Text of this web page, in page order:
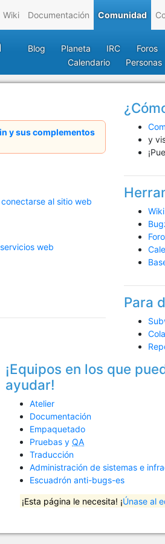
Wiki Documentación Comunidad
Blog Planeta IRC Foros
Calendario
Personas
y sus complementos
al sitio web
web
y
Wiki
Para
¡Equipos en los que
ayudar!
Atelier
Documentación
Empaquetado
Pruebas yQA
Traducción
Administración de sistemas e
Escuadrón anti-bugs-es
¡Esta página le necesita! ¡Únase al